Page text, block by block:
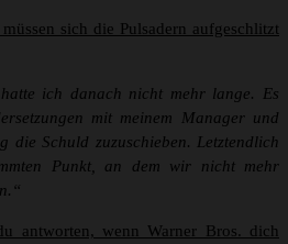
sich die Pulsadern aufgeschlitzt
ich danach nicht mehr lange. Es
mit meinem Manager und
die Schuld zuzuschieben. Letztendlich
Punkt, an dem wir nicht mehr
antworten, wenn Warner Bros. dich